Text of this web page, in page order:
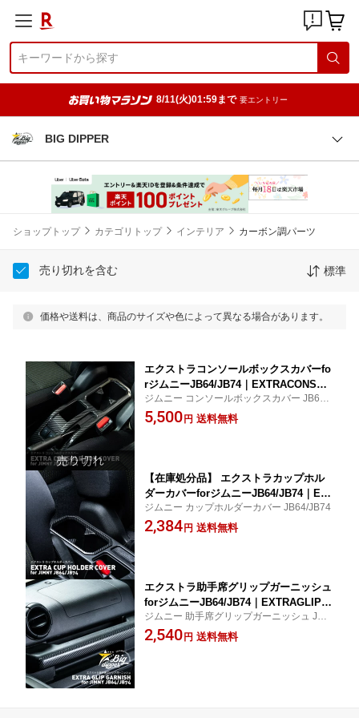
8/11(火)01:59まで 要エントリー
BIG DIPPER
ショップトップ カテゴリトップ インテリア カーボン調パーツ
売り切れを含む 標準
価格や送料は、商品のサイズや色によって異なる場合があります。
エクストラコンソールボックスカバーfo
rジムニーJB64/JB74｜EXTRACONSOL
EBOXCOVERforJIMNYJB64/JB74｜コ
ンソールボックスカーボンアームレスト
ジムニー コンソールボックスカバー JB64 J
B74
5,500 円 送料無料
【在庫処分品】 エクストラカップホル
ダーカバーforジムニーJB64/JB74｜EX
TRACUPHOLDERCOVERforJIMNYJB6
4/JB74｜新型カップホルダーカバーカー
ジムニー カップホルダーカバー JB64/JB74
2,384 円 送料無料
エクストラ助手席グリップガーニッシュ
forジムニーJB64/JB74｜EXTRAGLIPG
ARNISHforJIMNYJB64/JB74｜新型ガー
ニッシュグリップ
ジムニー 助手席グリップガーニッシュ JB6
4/JB74
2,540 円 送料無料